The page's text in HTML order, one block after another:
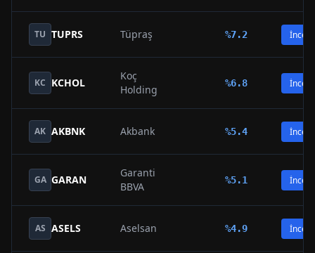
TU TUPRS Tüpraş %7.2 İncele
KC KCHOL
Koç
Holding
%6.8 İncele
AK AKBNK Akbank %5.4 İncele
GA GARAN
Garanti
BBVA
%5.1 İncele
AS ASELS Aselsan %4.9 İncele